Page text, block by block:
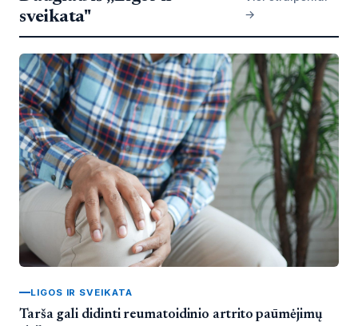
sveikata"
→
LIGOS IR SVEIKATA
Tarša gali didinti reumatoidinio artrito paūmėjimų